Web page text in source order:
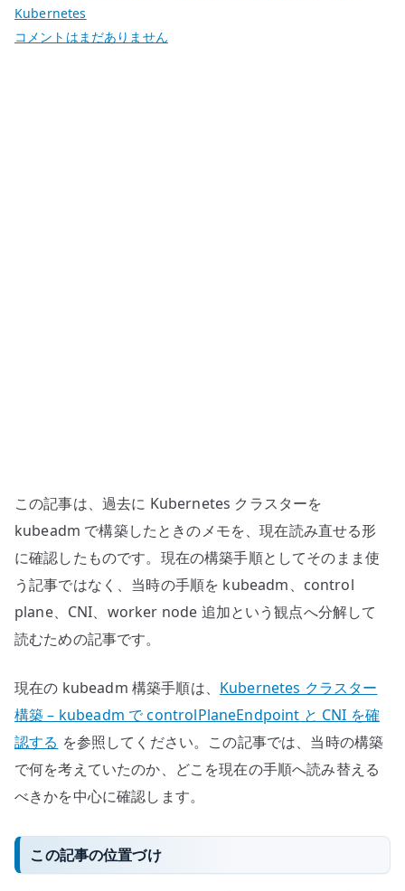
Kubernetes
古
記
事
へ
読
替
え
へ
の
コメントはまだありません
この記事は、過去に Kubernetes クラスターを
kubeadm で構築したときのメモを、現在読み直せる形
に確認したものです。現在の構築手順としてそのまま使
う記事ではなく、当時の手順を kubeadm、control
plane、CNI、worker node 追加という観点へ分解して
読むための記事です。
現在の kubeadm 構築手順は、 Kubernetes クラスター
構築 – kubeadm で controlPlaneEndpoint と CNI を確
認する を参照してください。この記事では、当時の構築
で何を考えていたのか、どこを現在の手順へ読み替える
べきかを中心に確認します。
この記事の位置づけ